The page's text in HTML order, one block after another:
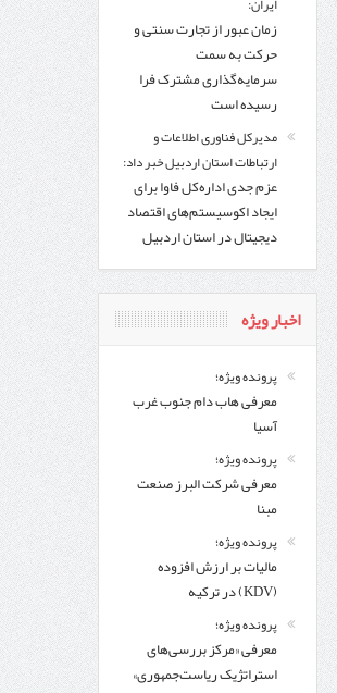
زمان عبور از تجارت سنتی و
حرکت به سمت
سرمایه‌گذاری مشترک فرا
رسیده است
مدیرکل فناوری اطلاعات و
ارتباطات استان اردبیل خبر داد:
عزم جدی اداره‌کل فاوا برای
ایجاد اکوسیستم‌های اقتصاد
دیجیتال در استان اردبیل
اخبار ویژه
پرونده ویژه؛
معرفی هاب دام جنوب غرب
آسیا
پرونده ویژه؛
معرفی شركت البرز صنعت
مبنا
پرونده ویژه؛
مالیات بر ارزش افزوده
(KDV) در ترکیه
پرونده ویژه؛
معرفی «مرکز بررسی‌های
استراتژیک ریاست‌جمهوری»